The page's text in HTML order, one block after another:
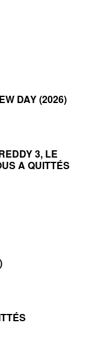
DAY (2026)
3, LE
A QUITTÉS